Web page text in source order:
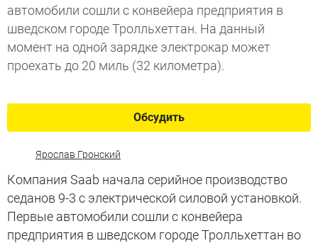
автомобили сошли с конвейера предприятия в
шведском городе Тролльхеттан. На данный
момент на одной зарядке электрокар может
проехать до 20 миль (32 километра).
Обсудить
Ярослав Гронский
Компания Saab начала серийное производство
седанов 9-3 с электрической силовой установкой.
Первые автомобили сошли с конвейера
предприятия в шведском городе Тролльхеттан во